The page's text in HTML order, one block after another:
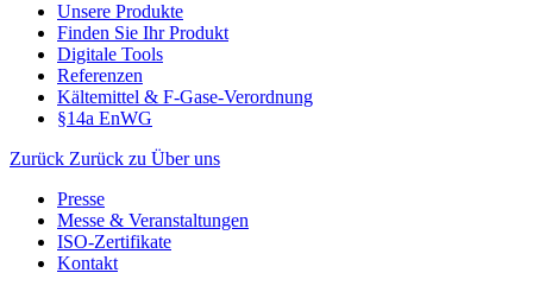
Unsere Produkte
Finden Sie Ihr Produkt
Digitale Tools
Referenzen
Kältemittel & F-Gase-Verordnung
§14a EnWG
Zurück Zurück zu Über uns
Presse
Messe & Veranstaltungen
ISO-Zertifikate
Kontakt